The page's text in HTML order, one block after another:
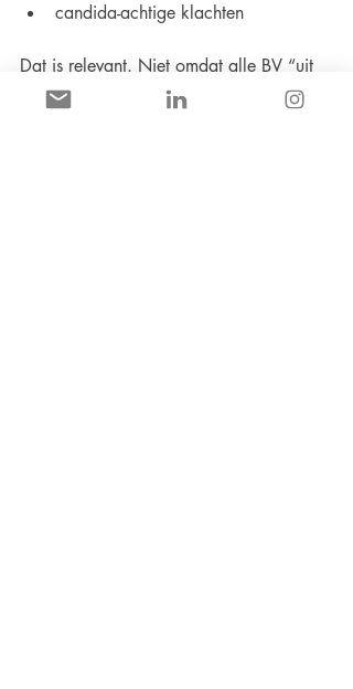
candida-achtige klachten
Dat is relevant. Niet omdat alle BV “uit
de darm komt”. Maar omdat de darm